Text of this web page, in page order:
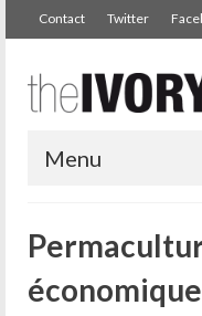
Contact Twitter
Menu